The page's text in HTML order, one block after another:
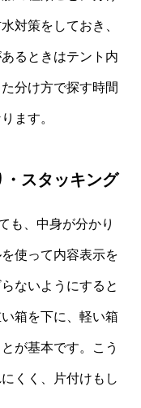
対策をしておき、
るときはテント内
分け方で探す時間
ます。
スタッキング
も、中身が分かり
使って内容表示を
ないようにすると
箱を下に、軽い箱
が基本です。こう
くく、片付けもし